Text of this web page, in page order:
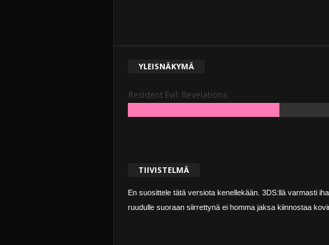
YLEISNÄKYMÄ
Resident Evil: Revelations
TIIVISTELMÄ
En suosittele tätä versiota kenellekään. 3DS:llä varmasti
ruudulle suoraan siirrettynä ei homma jaksa kiinnostaa